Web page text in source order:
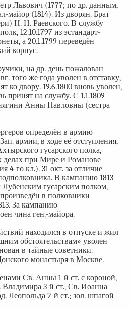
Львович (1777; по др. данным,
майор (1814). Из дворян. Брат
Н. Н. Раевского. В службу
12.10.1797 из эстандарт-
а 20.1.1799 переведён
корпус.
на др. день пожалован
того же года уволен в отставку,
ко двору. 19.6.1800 вновь уволен,
принят на службу. С 1.1.1809
Анны Павловны (сестра
определён в армию
армии, в ходе её отступления,
гусарского полка,
делах при Мире и Романове
4-го кл.). 31 окт. за отличие
В кампанию 1813
Лубенским гусарским полком,
в полковники
За кампанию
чина ген.-майора.
находился в отпуске и жил
обстоятельствам» уволен
в тайные советники.
монастыря в Москве.
Св. Анны 1-й ст. с короной,
Владимира 3-й ст., Св. Иоанна
Леопольда 2-й ст.; зол. шпагой